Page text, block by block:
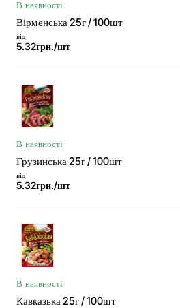
В наявності
Вірменська 25г / 100шт
від
5.32грн./шт
В наявності
Грузинська 25г / 100шт
від
5.32грн./шт
В наявності
Кавказька 25г / 100шт